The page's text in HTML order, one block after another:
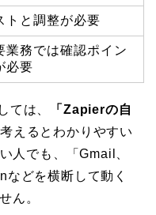
トと調整が必要
業務では確認ポイン
必要
ては、
「Zapierの自
えるとわかりやすい
人でも、「Gmail、
どを横断して動く
ん。